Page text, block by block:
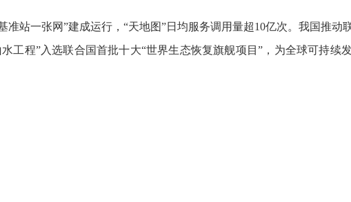
站一张网”建成运行，“天地图”日均服务调用量超10亿次。我国推动
工程”入选联合国首批十大“世界生态恢复旗舰项目”，为全球可持续